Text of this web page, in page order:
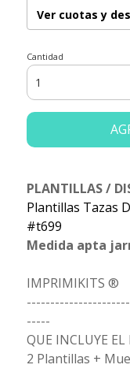
Ver cuotas y
Cantidad
PLANTILLAS /
Plantillas Tazas
#t699
Medida apta
IMPRIMIKITS ®
-----
QUE INCLUYE EL
2 Plantillas +